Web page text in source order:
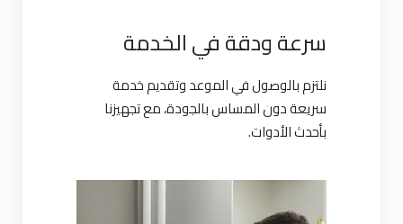
سرعة ودقة في الخدمة
نلتزم بالوصول في الموعد وتقديم خدمة
سريعة دون المساس بالجودة، مع تجهيزنا
بأحدث الأدوات.